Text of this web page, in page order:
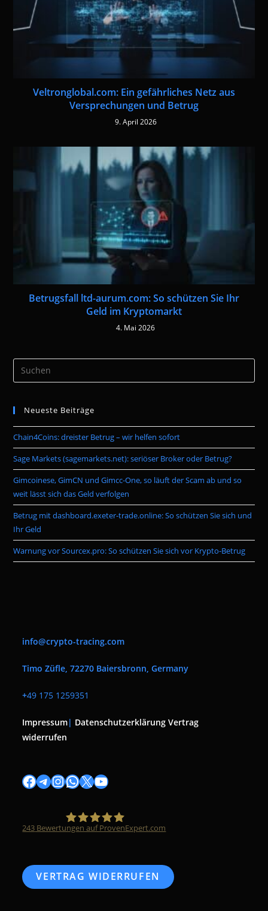
Veltronglobal.com: Ein gefährliches Netz aus
Versprechungen und Betrug
9. April 2026
Betrugsfall ltd-aurum.com: So schützen Sie Ihr
Geld im Kryptomarkt
4. Mai 2026
the
Neueste Beiträge
Chain4Coins: dreister Betrug – wir helfen sofort
Sage Markets (sagemarkets.net): seriöser Broker oder Betrug?
Gimcoinese, GimCN und Gimcc-One, so läuft der Scam ab und so
weit lässt sich das Geld verfolgen
Betrug mit dashboard.exeter-trade.online: So schützen Sie sich und
Ihr Geld
Warnung vor Sourcex.pro: So schützen Sie sich vor Krypto-Betrug
info@crypto-tracing.com
Timo Züfle, 72270 Baiersbronn, Germany
+49 175 1259351
Impressum| Datenschutzerklärung Vertrag
widerrufen
Facebook
Telegram
Instagram
WhatsApp
X YouTube
243 Bewertungen auf ProvenExpert.com
VERTRAG WIDERRUFEN